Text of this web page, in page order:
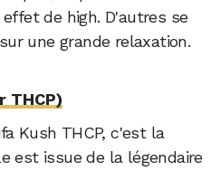
de high. D'autres se
une grande relaxation.
THCP)
Kush THCP, c'est la
est issue de la légendaire